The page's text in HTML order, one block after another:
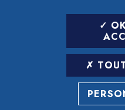
LETTRE
SAISIR
POUR
ARCHIVES